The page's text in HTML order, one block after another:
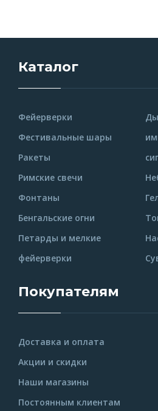
Каталог
Фейерверки
Фестивальные шары
Ракеты
Римские свечи
Фонтаны
Бенгальские огни
Петарды и мелкие
фейерверки
Покупателям
Доставка и оплата
Акции и скидки
Наши магазины
Постоянным клиентам